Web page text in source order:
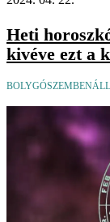
Heti
kivéve ezt a